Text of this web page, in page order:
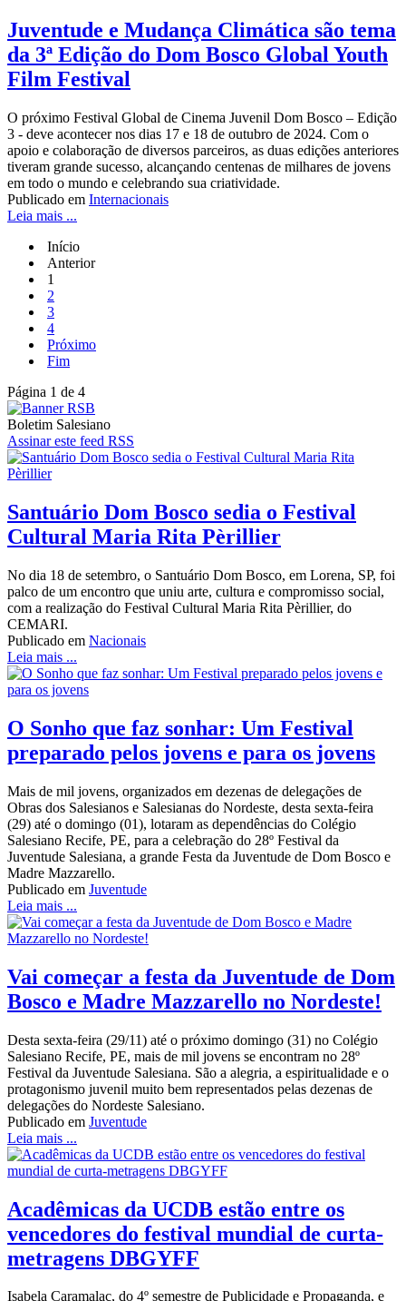
Juventude e Mudança Climática são tema
da 3ª Edição do Dom Bosco Global Youth
Film Festival
O próximo Festival Global de Cinema Juvenil Dom Bosco – Edição
3 - deve acontecer nos dias 17 e 18 de outubro de 2024. Com o
apoio e colaboração de diversos parceiros, as duas edições anteriores
tiveram grande sucesso, alcançando centenas de milhares de jovens
em todo o mundo e celebrando sua criatividade.
Publicado em Internacionais
Leia mais ...
Início
Anterior
1
2
3
4
Próximo
Fim
Página 1 de 4
Boletim Salesiano
Assinar este feed RSS
Santuário Dom Bosco sedia o Festival
Cultural Maria Rita Pèrillier
No dia 18 de setembro, o Santuário Dom Bosco, em Lorena, SP, foi
palco de um encontro que uniu arte, cultura e compromisso social,
com a realização do Festival Cultural Maria Rita Pèrillier, do
CEMARI.
Publicado em Nacionais
Leia mais ...
O Sonho que faz sonhar: Um Festival
preparado pelos jovens e para os jovens
Mais de mil jovens, organizados em dezenas de delegações de
Obras dos Salesianos e Salesianas do Nordeste, desta sexta-feira
(29) até o domingo (01), lotaram as dependências do Colégio
Salesiano Recife, PE, para a celebração do 28º Festival da
Juventude Salesiana, a grande Festa da Juventude de Dom Bosco e
Madre Mazzarello.
Publicado em Juventude
Leia mais ...
Vai começar a festa da Juventude de Dom
Bosco e Madre Mazzarello no Nordeste!
Desta sexta-feira (29/11) até o próximo domingo (31) no Colégio
Salesiano Recife, PE, mais de mil jovens se encontram no 28º
Festival da Juventude Salesiana. São a alegria, a espiritualidade e o
protagonismo juvenil muito bem representados pelas dezenas de
delegações do Nordeste Salesiano.
Publicado em Juventude
Leia mais ...
Acadêmicas da UCDB estão entre os
vencedores do festival mundial de curta-
metragens DBGYFF
Isabela Caramalac, do 4º semestre de Publicidade e Propaganda, e